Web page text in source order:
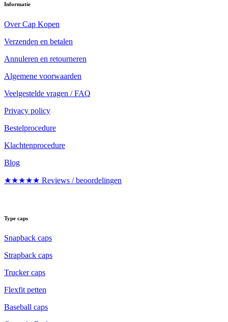
Informatie
Over Cap Kopen
Verzenden en betalen
Annuleren en retourneren
Algemene voorwaarden
Veelgestelde vragen / FAQ
Privacy policy
Bestelprocedure
Klachtenprocedure
Blog
★★★★★ Reviews / beoordelingen
Type caps
Snapback caps
Strapback caps
Trucker caps
Flexfit petten
Baseball caps